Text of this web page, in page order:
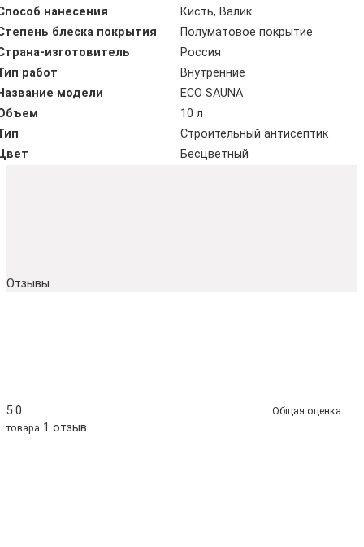
нанесения
Кисть, Валик
блеска покрытия
Полуматовое покрытие
изготовитель
Россия
работ
Внутренние
модели
ECO SAUNA
10 л
Строительный антисептик
Бесцветный
Отзывы
5.0
Общая оценка
товара 1 отзыв